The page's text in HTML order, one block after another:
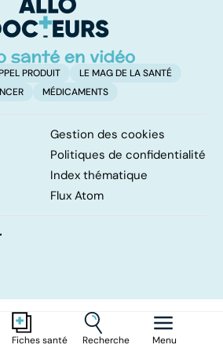
Fiches santé Recherche Menu
PRODUIT
LE MAG DE LA SANTÉ
MÉDICAMENTS
Gestion des cookies
Politiques de confidentialité
Index thématique
Flux Atom